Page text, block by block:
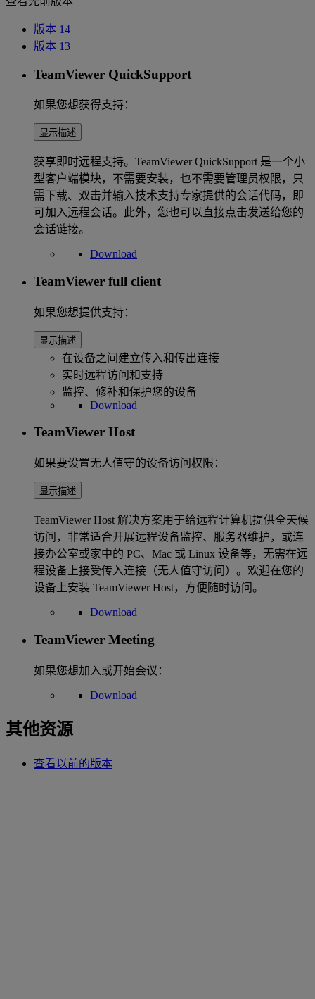
版本 14
版本 13
TeamViewer QuickSupport
如果您想获得支持：
显示描述
获享即时远程支持。TeamViewer QuickSupport 是一个小
型客户端模块，不需要安装，也不需要管理员权限，只
需下载、双击并输入技术支持专家提供的会话代码，即
可加入远程会话。此外，您也可以直接点击发送给您的
会话链接。
Download
TeamViewer full client
如果您想提供支持：
显示描述
在设备之间建立传入和传出连接
实时远程访问和支持
监控、修补和保护您的设备
Download
TeamViewer Host
如果要设置无人值守的设备访问权限：
显示描述
TeamViewer Host 解决方案用于给远程计算机提供全天候
访问，非常适合开展远程设备监控、服务器维护，或连
接办公室或家中的 PC、Mac 或 Linux 设备等，无需在远
程设备上接受传入连接（无人值守访问）。欢迎在您的
设备上安装 TeamViewer Host，方便随时访问。
Download
TeamViewer Meeting
如果您想加入或开始会议：
Download
其他资源
查看以前的版本